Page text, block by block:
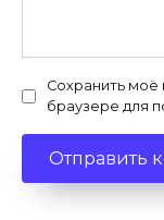
Сохранить моё
браузере для